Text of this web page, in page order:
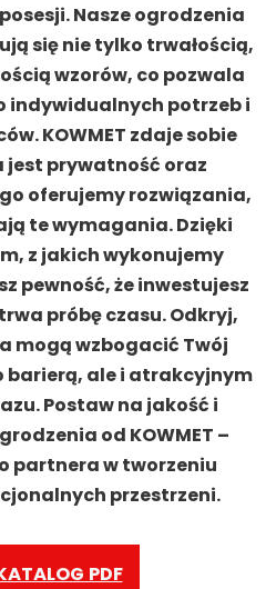
Nasze ogrodzenia
się nie tylko trwałością,
wzorów, co pozwala
indywidualnych potrzeb i
KOWMET zdaje sobie
jest prywatność oraz
oferujemy rozwiązania,
te wymagania. Dzięki
z jakich wykonujemy
pewność, że inwestujesz
próbę czasu. Odkryj,
mogą wzbogacić Twój
barierą, ale i atrakcyjnym
Postaw na jakość i
od KOWMET –
partnera w tworzeniu
przestrzeni.
PDF